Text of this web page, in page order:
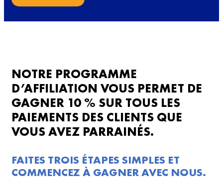
NOTRE PROGRAMME
D’AFFILIATION VOUS PERMET DE
GAGNER 10 % SUR TOUS LES
PAIEMENTS DES CLIENTS QUE
VOUS AVEZ PARRAINÉS.
FAITES TROIS ÉTAPES SIMPLES ET
COMMENCEZ À GAGNER AVEC NOUS.